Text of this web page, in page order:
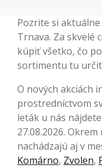
Pozrite si
Trnava. Za skvelé
kúpiť všetko, čo
sortimentu tu
O nových akciách
prostredníctvom
leták u nás
27.08.2026.
nachádzajú aj v
Komárno, Zvolen,